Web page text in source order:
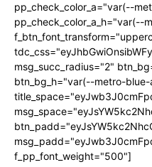
pp_check_color_a="var(--
pp_check_color_a_h="var(--
msg_succ_radius="2"
btn_bg_h="var(--metro-
f_pp_font_weight="500"]